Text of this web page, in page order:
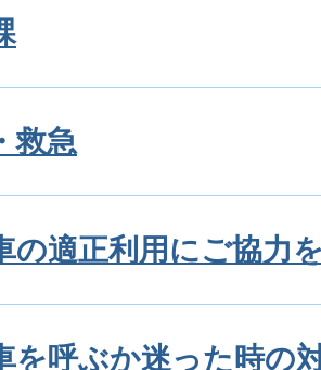
救急
の適正利用にご協力
を呼ぶか迷った時の